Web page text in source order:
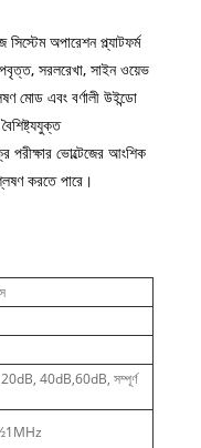
সিস্টেম অপারেশন প্ল্যাটফর্ম
সরলরেখা, সাইন ওয়েভ
মোড এবং বর্ণালী উইন্ডো
পরীক্ষার ভোল্টেজের আংশিক
করতে পারে।
40dB,60dB, সম্পূর্ণ